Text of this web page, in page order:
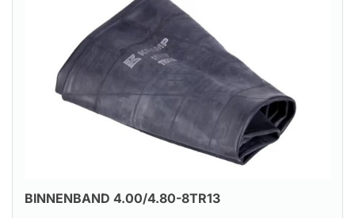
BINNENBAND 4.00/4.80-8TR13